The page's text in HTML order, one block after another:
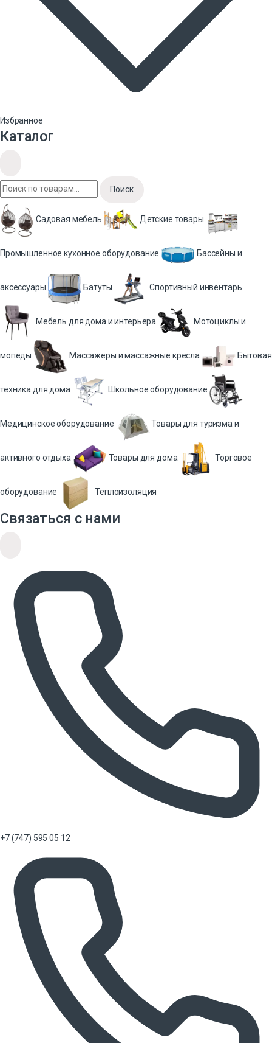
Избранное
Каталог
Поиск
Садовая мебель Детские товары
Промышленное кухонное оборудование Бассейны и
аксессуары Батуты Спортивный инвентарь
Мебель для дома и интерьера Мотоциклы и
мопеды Массажеры и массажные кресла Бытовая
техника для дома Школьное оборудование
Медицинское оборудование Товары для туризма и
активного отдыха Товары для дома Торговое
оборудование Теплоизоляция
Связаться с нами
+7 (747) 595 05 12